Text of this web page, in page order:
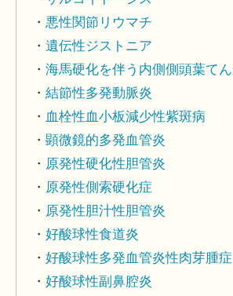
悪性関節リウマチ
遺伝性ジストニア
海馬硬化を伴う内側側頭葉て
結節性多発動脈炎
血栓性血小板減少性紫斑病
顕微鏡的多発血管炎
原発性硬化性胆管炎
原発性側索硬化症
原発性胆汁性胆管炎
好酸球性食道炎
好酸球性多発血管炎性肉芽腫症
好酸球性副鼻腔炎